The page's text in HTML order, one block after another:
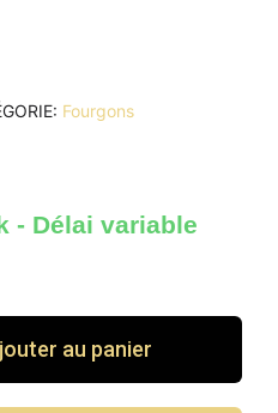
Fourgons
- Délai variable
au panier